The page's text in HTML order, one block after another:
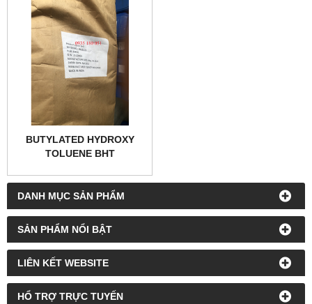
DANH MỤC SẢN PHẨM
SẢN PHẨM NỔI BẬT
LIÊN KẾT WEBSITE
HỔ TRỢ TRỰC TUYẾN
BUTYLATED HYDROXY
TOLUENE BHT